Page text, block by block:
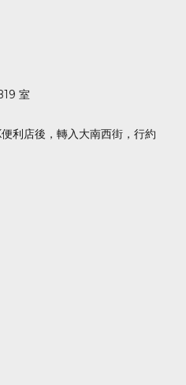
室
利店後，轉入大南西街，行約